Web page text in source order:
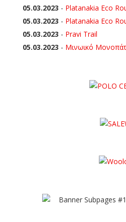
05.03.2023 - Platanakia Eco
05.03.2023 - Platanakia Eco
05.03.2023 - Pravi Trail
05.03.2023 - Μινωικό